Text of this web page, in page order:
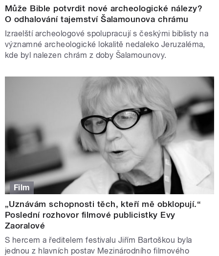
Může Bible potvrdit nové archeologické nálezy?
O odhalování tajemství Šalamounova chrámu
Izraelští archeologové spolupracují s českými biblisty na
významné archeologické lokalitě nedaleko Jeruzaléma,
kde byl nalezen chrám z doby Šalamounovy.
Film
„Uznávám schopnosti těch, kteří mě obklopují.“
Poslední rozhovor filmové publicistky Evy
Zaoralové
S hercem a ředitelem festivalu Jiřím Bartoškou byla
jednou z hlavních postav Mezinárodního filmového